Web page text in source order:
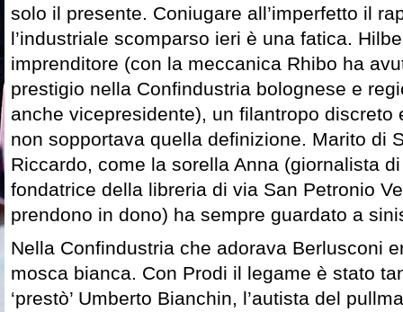
solo il presente. Coniugare all’imperfetto il
l’industriale scomparso ieri è una fatica.
imprenditore (con la meccanica Rhibo ha
prestigio nella Confindustria bolognese e
anche vicepresidente), un filantropo discreto
non sopportava quella definizione. Marito di
Riccardo, come la sorella Anna (giornalista
fondatrice della libreria di via San Petronio
prendono in dono) ha sempre guardato a
Nella Confindustria che adorava Berlusconi
mosca bianca. Con Prodi il legame è stato
‘prestò’ Umberto Bianchin, l’autista del